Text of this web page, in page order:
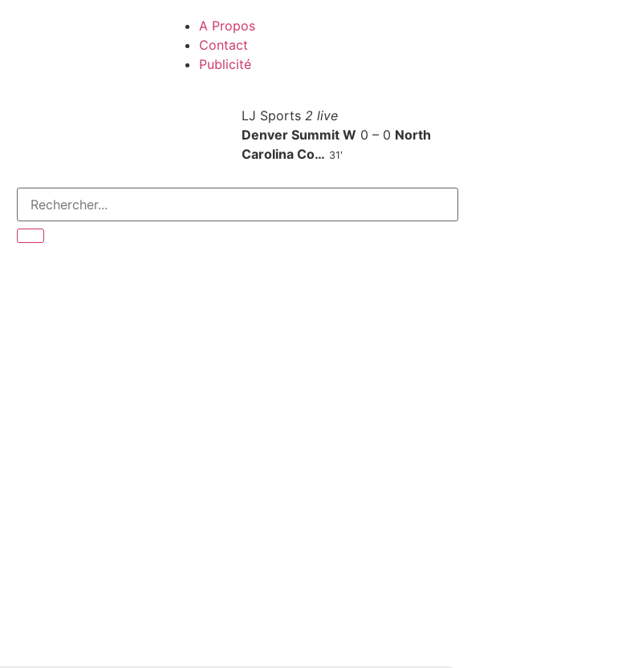
A Propos
Contact
Publicité
LJ Sports 2 live
Denver Summit W 0 – 0 North
Carolina Co… 31'